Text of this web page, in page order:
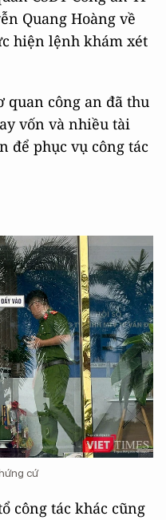
Quang Hoàng về
hiện lệnh khám xét
quan công an đã thu
vốn và nhiều tài
để phục vụ công tác
cứ
công tác khác cũng